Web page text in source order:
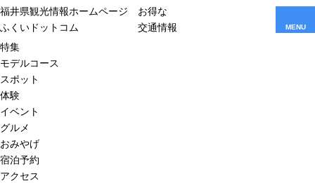
福井県観光情報ホームページ
ふくいドットコム
お得な
交通情報
MENU
特集
モデルコース
スポット
体験
イベント
グルメ
おみやげ
宿泊予約
アクセス